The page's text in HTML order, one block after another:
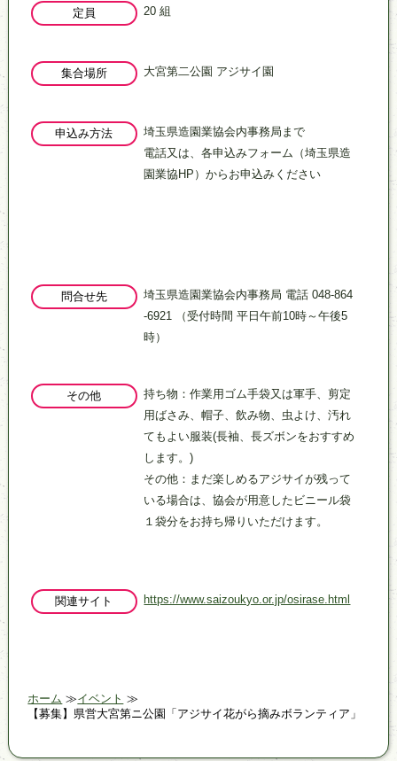
定員 20 組
集合場所 大宮第二公園 アジサイ園
申込み方法
埼玉県造園業協会内事務局まで
電話又は、各申込みフォーム（埼玉県造
園業協HP）からお申込みください
問合せ先
埼玉県造園業協会内事務局 電話 048-864
-6921 （受付時間 平日午前10時～午後5
時）
その他
持ち物：作業用ゴム手袋又は軍手、剪定
用ばさみ、帽子、飲み物、虫よけ、汚れ
てもよい服装(長袖、長ズボンをおすすめ
します。)
その他：まだ楽しめるアジサイが残って
いる場合は、協会が用意したビニール袋
１袋分をお持ち帰りいただけます。
関連サイト https://www.saizoukyo.or.jp/osirase.html
ホーム
イベント
【募集】県営大宮第ニ公園「アジサイ花がら摘みボランティア」